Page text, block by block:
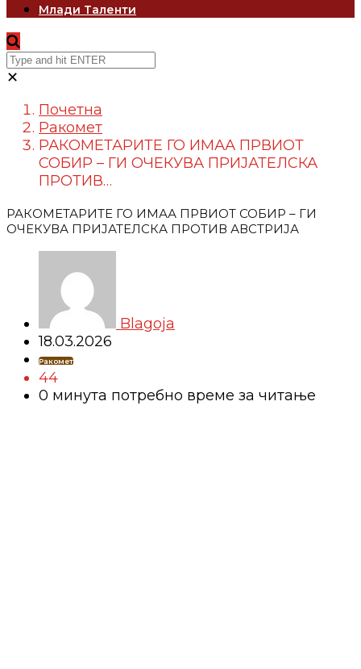
Млади Таленти
✕
Почетна
Ракомет
РАКОМЕТАРИТЕ ГО ИМАА ПРВИОТ
СОБИР – ГИ ОЧЕКУВА ПРИЈАТЕЛСКА
ПРОТИВ…
РАКОМЕТАРИТЕ ГО ИМАА ПРВИОТ СОБИР – ГИ
ОЧЕКУВА ПРИЈАТЕЛСКА ПРОТИВ АВСТРИЈА
Blagoja
18.03.2026
Ракомет
44
0 минутa потребно време за читање